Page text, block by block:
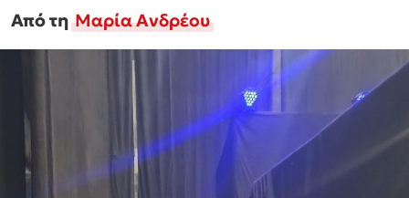
Από τηΜαρία Ανδρέου